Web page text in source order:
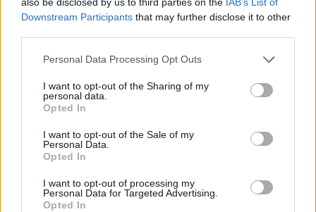
Downstream Participants that may further disclose it to other
Personal Data Processing Opt Outs
I want to opt-out of the Sharing of my
personal data.
Opted In
I want to opt-out of the Sale of my
Personal Data.
Opted In
I want to opt-out of processing my
Personal Data for Targeted Advertising.
Opted In
A keresett cikk a portfolio.hu hírarchívumához
tartozik, melynek olvasása előfizetéses
regisztrációhoz kötött.
Az előfizetés a következőket tartalmazza:
Portfolio.hu teljes cikkarchívum
kötéslistái